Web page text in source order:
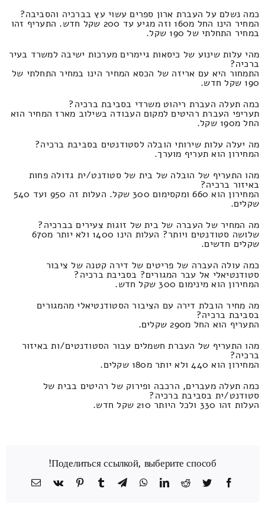
כמה נשלם על העברת ארון ספרים עשוי עץ בברכיה והסביבה?
המחיר הינו החל מ160 וזה מגיע עד 200 שקל חדש. התעריף זהו
במחיר התחלתי של 190 שקל.
מהי עלות שינוע של כיסאות גיימרים מערכות ישיבה למשרד בעיר
ברכיה?
התמחור היא עם אריזה של הכסא המחיר הינו במחיר התחלתי של
190 שקל חדש.
כמה תעלה העברת ריהוט משרדי בסביבת ברכיה?
תעריפי העברת רהיטים למקום העבודה בשילוב מארז המחיר הוא
החל מ190 שקל.
מה יעלה עלות שירותי הובלה לסטודנטים בסביבת ברכיה?
המחירון הוא תעריף מוערך.
מהו התעריף של הובלה של בית של סטודנט/ית גדולה פחות
באיזור ברכיה?
המחירון הוא 660 ומקסימום 300 שקל. העלות זה 950 ועד 540
שקלים.
מה המחיר של העברה של בית של זוגות צעירים בברכיה?
שלושה סטודנטים ויותר? העלות הינו 1400 ולא יותר מ670
שקלים חדשים.
כמה עולה העברה של פריטים של דירה קטנה של ציבור
סטודנטיאלי אל עבר המגורים? בסביבת ברכיה?
המחירון הוא מינימום 300 שקל חדש.
מה מחיר הובלת דירה עם הציבור הסטודנטיאלי מהמגורים
בסביבת ברכיה?
התעריף הוא החל מ290 שקלים.
מהו התעריף של העברת חשמלים עבור הסטודנטים/ות באיזור
ברכיה?
המחירון הוא 440 ולא יותר מ180 שקלים.
כמה תעלה מעברים, הרכבה ופירוק של רהיטים בבית של
סטודנט/ית בסביבת ברכיה?
העלות זהו 330 ולכל היותר 210 שקל חדש.
Поделиться ссылкой, выберите способ!
Facebook
Twitter
Reddit
LinkedIn
WhatsApp
Telegram
Tumblr
Pinterest
Vk
כתובת